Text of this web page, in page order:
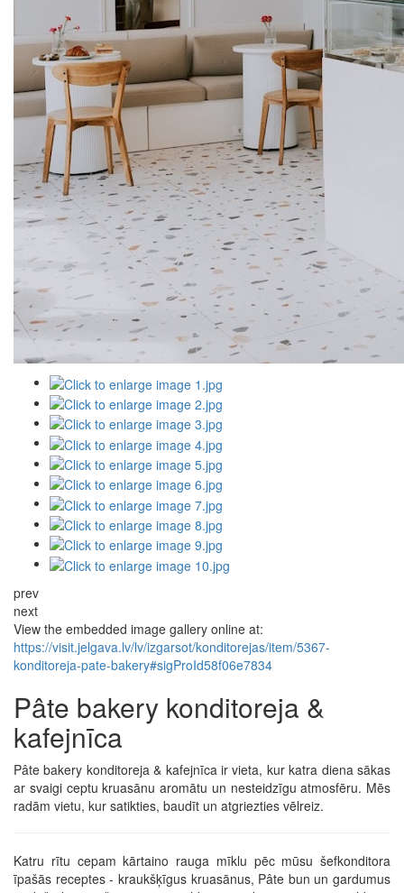
prev
next
View the embedded image gallery online at:
https://visit.jelgava.lv/lv/izgarsot/konditorejas/item/5367-
konditoreja-pate-bakery#sigProId58f06e7834
Pâte bakery konditoreja &
kafejnīca
Pâte bakery konditoreja & kafejnīca ir vieta, kur katra diena sākas
ar svaigi ceptu kruasānu aromātu un nesteidzīgu atmosfēru. Mēs
radām vietu, kur satikties, baudīt un atgriezties vēlreiz.
Katru rītu cepam kārtaino rauga mīklu pēc mūsu šefkonditora
īpašās receptes - kraukšķīgus kruasānus, Pâte bun un gardumus